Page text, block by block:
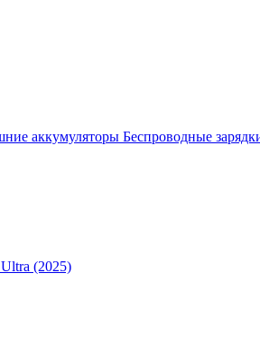
аккумуляторы Беспроводные
(2025)